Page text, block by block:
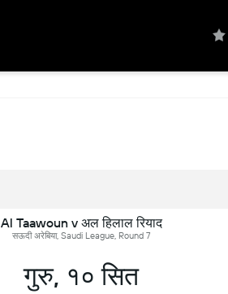
Al Taawoun v अल हिलाल रियाद
सऊदी अरेबिया, Saudi League, Round 7
गुरु, १० सित